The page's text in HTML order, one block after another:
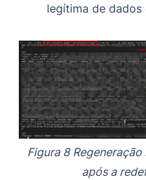
legítima de
Figura 8
após a